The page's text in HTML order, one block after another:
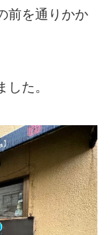
前を通りかか
た。